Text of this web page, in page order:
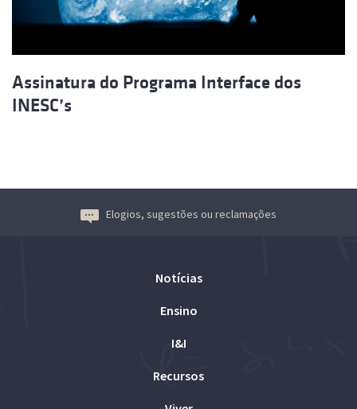
Assinatura do Programa Interface dos
INESC’s
Elogios, sugestões ou reclamações
Notícias
Ensino
I&I
Recursos